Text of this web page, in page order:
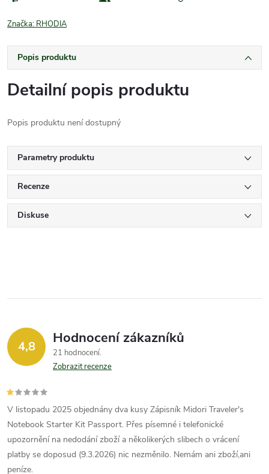
Značka: RHODIA
Popis produktu
Detailní popis produktu
Popis produktu není dostupný
Parametry produktu
Recenze
Diskuse
4,8 Hodnocení zákazníků
21 hodnocení
Zobrazit recenze
V listopadu 2025 objednány dva kusy Zápisník Midori Traveler's
Notebook Starter Kit Passport. Přes písemné i telefonické
upozornění na nedodání zboží a několikerých slibech o vrácení
platby se doposud (9.3.2026) nic nezměnilo. Nemám ani zboží,ani
peníze.